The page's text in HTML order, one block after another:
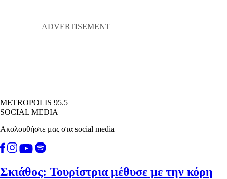
METROPOLIS 95.5
SOCIAL MEDIA
Ακολουθήστε μας στα social media
Σκιάθος: Τουρίστρια μέθυσε με την κόρη